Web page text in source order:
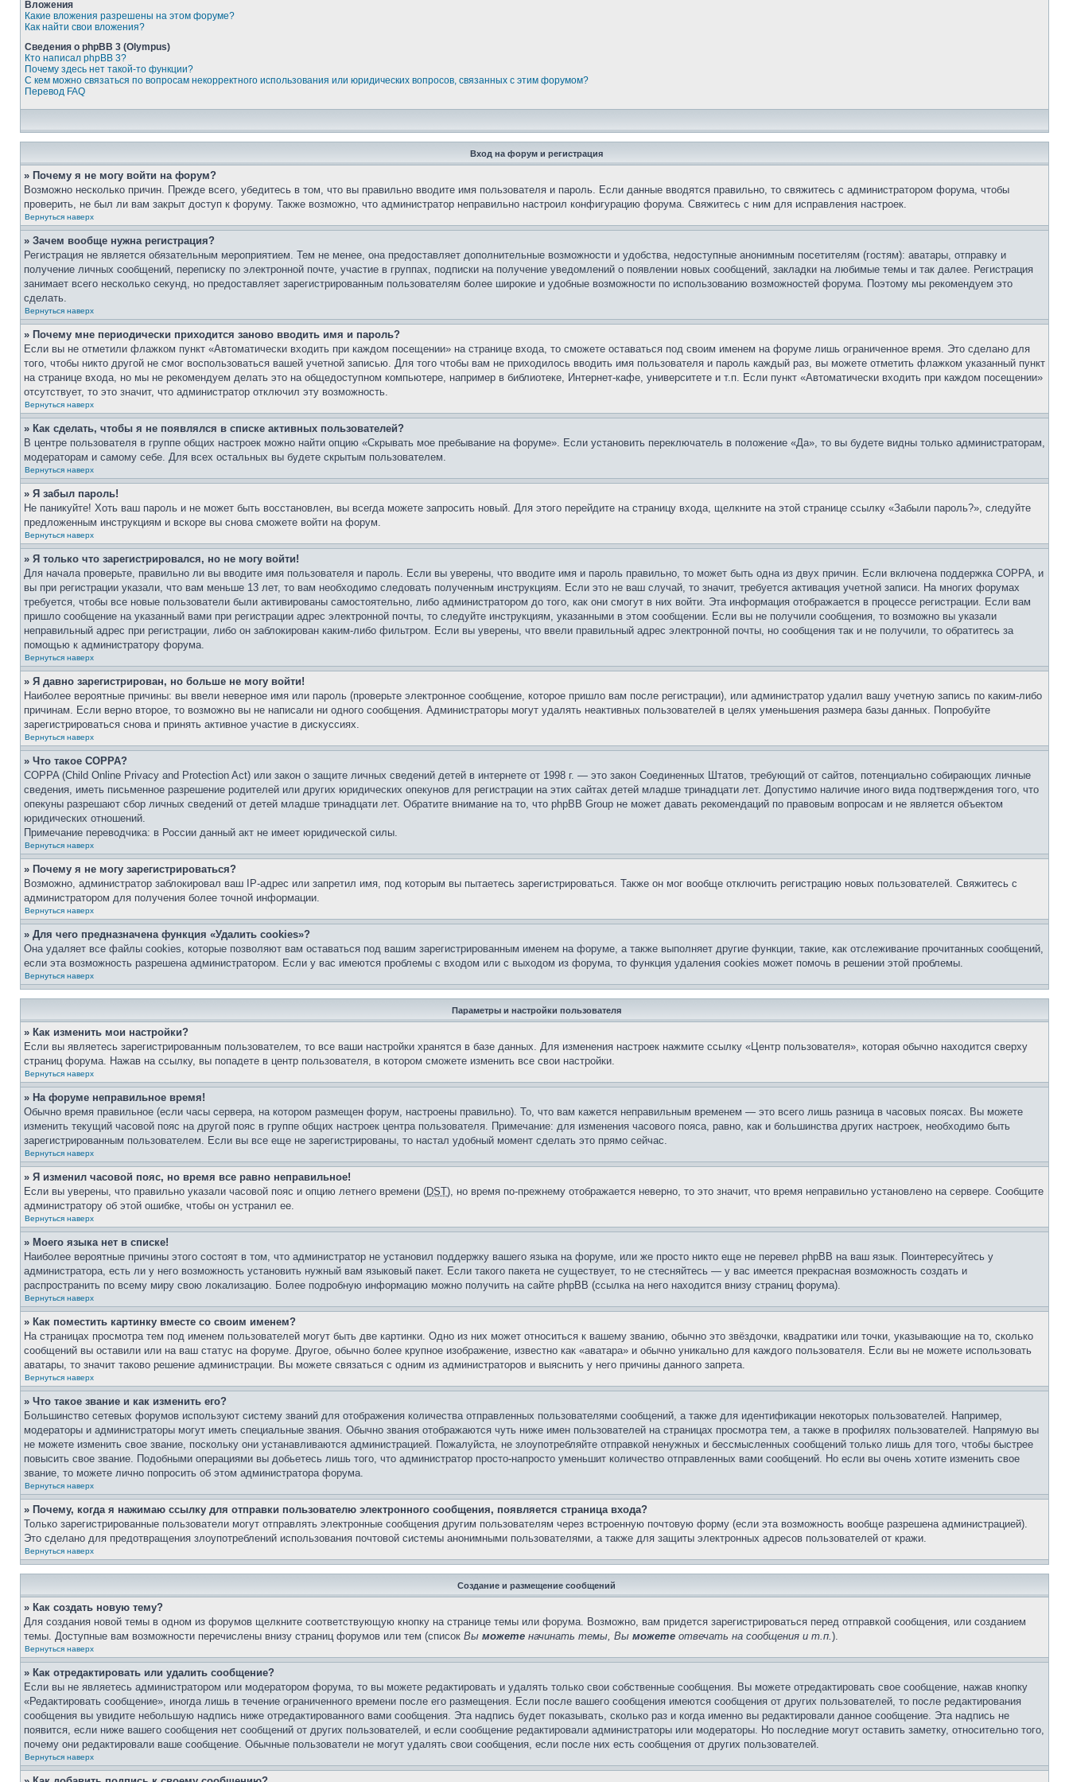
Вложения
Какие вложения разрешены на этом форуме?
Как найти свои вложения?
Сведения о phpBB 3 (Olympus)
Кто написал phpBB 3?
Почему здесь нет такой-то функции?
С кем можно связаться по вопросам некорректного использования или юридических вопросов, связанных с этим форумом?
Перевод FAQ
Вход на форум и регистрация
» Почему я не могу войти на форум?
Возможно несколько причин. Прежде всего, убедитесь в том, что вы правильно вводите имя пользователя и пароль. Если данные вводятся правильно, то свяжитесь с администратором форума, чтобы
проверить, не был ли вам закрыт доступ к форуму. Также возможно, что администратор неправильно настроил конфигурацию форума. Свяжитесь с ним для исправления настроек.
Вернуться наверх
» Зачем вообще нужна регистрация?
Регистрация не является обязательным мероприятием. Тем не менее, она предоставляет дополнительные возможности и удобства, недоступные анонимным посетителям (гостям): аватары, отправку и
получение личных сообщений, переписку по электронной почте, участие в группах, подписки на получение уведомлений о появлении новых сообщений, закладки на любимые темы и так далее. Регистрация
занимает всего несколько секунд, но предоставляет зарегистрированным пользователям более широкие и удобные возможности по использованию возможностей форума. Поэтому мы рекомендуем это
сделать.
Вернуться наверх
» Почему мне периодически приходится заново вводить имя и пароль?
Если вы не отметили флажком пункт «Автоматически входить при каждом посещении» на странице входа, то сможете оставаться под своим именем на форуме лишь ограниченное время. Это сделано для
того, чтобы никто другой не смог воспользоваться вашей учетной записью. Для того чтобы вам не приходилось вводить имя пользователя и пароль каждый раз, вы можете отметить флажком указанный пункт
на странице входа, но мы не рекомендуем делать это на общедоступном компьютере, например в библиотеке, Интернет-кафе, университете и т.п. Если пункт «Автоматически входить при каждом посещении»
отсутствует, то это значит, что администратор отключил эту возможность.
Вернуться наверх
» Как сделать, чтобы я не появлялся в списке активных пользователей?
В центре пользователя в группе общих настроек можно найти опцию «Скрывать мое пребывание на форуме». Если установить переключатель в положение «Да», то вы будете видны только администраторам,
модераторам и самому себе. Для всех остальных вы будете скрытым пользователем.
Вернуться наверх
» Я забыл пароль!
Не паникуйте! Хоть ваш пароль и не может быть восстановлен, вы всегда можете запросить новый. Для этого перейдите на страницу входа, щелкните на этой странице ссылку «Забыли пароль?», следуйте
предложенным инструкциям и вскоре вы снова сможете войти на форум.
Вернуться наверх
» Я только что зарегистрировался, но не могу войти!
Для начала проверьте, правильно ли вы вводите имя пользователя и пароль. Если вы уверены, что вводите имя и пароль правильно, то может быть одна из двух причин. Если включена поддержка COPPA, и
вы при регистрации указали, что вам меньше 13 лет, то вам необходимо следовать полученным инструкциям. Если это не ваш случай, то значит, требуется активация учетной записи. На многих форумах
требуется, чтобы все новые пользователи были активированы самостоятельно, либо администратором до того, как они смогут в них войти. Эта информация отображается в процессе регистрации. Если вам
пришло сообщение на указанный вами при регистрации адрес электронной почты, то следуйте инструкциям, указанными в этом сообщении. Если вы не получили сообщения, то возможно вы указали
неправильный адрес при регистрации, либо он заблокирован каким-либо фильтром. Если вы уверены, что ввели правильный адрес электронной почты, но сообщения так и не получили, то обратитесь за
помощью к администратору форума.
Вернуться наверх
» Я давно зарегистрирован, но больше не могу войти!
Наиболее вероятные причины: вы ввели неверное имя или пароль (проверьте электронное сообщение, которое пришло вам после регистрации), или администратор удалил вашу учетную запись по каким-либо
причинам. Если верно второе, то возможно вы не написали ни одного сообщения. Администраторы могут удалять неактивных пользователей в целях уменьшения размера базы данных. Попробуйте
зарегистрироваться снова и принять активное участие в дискуссиях.
Вернуться наверх
» Что такое COPPA?
COPPA (Child Online Privacy and Protection Act) или закон о защите личных сведений детей в интернете от 1998 г. — это закон Соединенных Штатов, требующий от сайтов, потенциально собирающих личные
сведения, иметь письменное разрешение родителей или других юридических опекунов для регистрации на этих сайтах детей младше тринадцати лет. Допустимо наличие иного вида подтверждения того, что
опекуны разрешают сбор личных сведений от детей младше тринадцати лет. Обратите внимание на то, что phpBB Group не может давать рекомендаций по правовым вопросам и не является объектом
юридических отношений.
Примечание переводчика: в России данный акт не имеет юридической силы.
Вернуться наверх
» Почему я не могу зарегистрироваться?
Возможно, администратор заблокировал ваш IP-адрес или запретил имя, под которым вы пытаетесь зарегистрироваться. Также он мог вообще отключить регистрацию новых пользователей. Свяжитесь с
администратором для получения более точной информации.
Вернуться наверх
» Для чего предназначена функция «Удалить cookies»?
Она удаляет все файлы cookies, которые позволяют вам оставаться под вашим зарегистрированным именем на форуме, а также выполняет другие функции, такие, как отслеживание прочитанных сообщений,
если эта возможность разрешена администратором. Если у вас имеются проблемы с входом или с выходом из форума, то функция удаления cookies может помочь в решении этой проблемы.
Вернуться наверх
Параметры и настройки пользователя
» Как изменить мои настройки?
Если вы являетесь зарегистрированным пользователем, то все ваши настройки хранятся в базе данных. Для изменения настроек нажмите ссылку «Центр пользователя», которая обычно находится сверху
страниц форума. Нажав на ссылку, вы попадете в центр пользователя, в котором сможете изменить все свои настройки.
Вернуться наверх
» На форуме неправильное время!
Обычно время правильное (если часы сервера, на котором размещен форум, настроены правильно). То, что вам кажется неправильным временем — это всего лишь разница в часовых поясах. Вы можете
изменить текущий часовой пояс на другой пояс в группе общих настроек центра пользователя. Примечание: для изменения часового пояса, равно, как и большинства других настроек, необходимо быть
зарегистрированным пользователем. Если вы все еще не зарегистрированы, то настал удобный момент сделать это прямо сейчас.
Вернуться наверх
» Я изменил часовой пояс, но время все равно неправильное!
Если вы уверены, что правильно указали часовой пояс и опцию летнего времени (DST), но время по-прежнему отображается неверно, то это значит, что время неправильно установлено на сервере. Сообщите
администратору об этой ошибке, чтобы он устранил ее.
Вернуться наверх
» Моего языка нет в списке!
Наиболее вероятные причины этого состоят в том, что администратор не установил поддержку вашего языка на форуме, или же просто никто еще не перевел phpBB на ваш язык. Поинтересуйтесь у
администратора, есть ли у него возможность установить нужный вам языковый пакет. Если такого пакета не существует, то не стесняйтесь — у вас имеется прекрасная возможность создать и
распространить по всему миру свою локализацию. Более подробную информацию можно получить на сайте phpBB (ссылка на него находится внизу страниц форума).
Вернуться наверх
» Как поместить картинку вместе со своим именем?
На страницах просмотра тем под именем пользователей могут быть две картинки. Одно из них может относиться к вашему званию, обычно это звёздочки, квадратики или точки, указывающие на то, сколько
сообщений вы оставили или на ваш статус на форуме. Другое, обычно более крупное изображение, известно как «аватара» и обычно уникально для каждого пользователя. Если вы не можете использовать
аватары, то значит таково решение администрации. Вы можете связаться с одним из администраторов и выяснить у него причины данного запрета.
Вернуться наверх
» Что такое звание и как изменить его?
Большинство сетевых форумов используют систему званий для отображения количества отправленных пользователями сообщений, а также для идентификации некоторых пользователей. Например,
модераторы и администраторы могут иметь специальные звания. Обычно звания отображаются чуть ниже имен пользователей на страницах просмотра тем, а также в профилях пользователей. Напрямую вы
не можете изменить свое звание, поскольку они устанавливаются администрацией. Пожалуйста, не злоупотребляйте отправкой ненужных и бессмысленных сообщений только лишь для того, чтобы быстрее
повысить свое звание. Подобными операциями вы добьетесь лишь того, что администратор просто-напросто уменьшит количество отправленных вами сообщений. Но если вы очень хотите изменить свое
звание, то можете лично попросить об этом администратора форума.
Вернуться наверх
» Почему, когда я нажимаю ссылку для отправки пользователю электронного сообщения, появляется страница входа?
Только зарегистрированные пользователи могут отправлять электронные сообщения другим пользователям через встроенную почтовую форму (если эта возможность вообще разрешена администрацией).
Это сделано для предотвращения злоупотреблений использования почтовой системы анонимными пользователями, а также для защиты электронных адресов пользователей от кражи.
Вернуться наверх
Создание и размещение сообщений
» Как создать новую тему?
Для создания новой темы в одном из форумов щелкните соответствующую кнопку на странице темы или форума. Возможно, вам придется зарегистрироваться перед отправкой сообщения, или созданием
темы. Доступные вам возможности перечислены внизу страниц форумов или тем (список Вы можете начинать темы, Вы можете отвечать на сообщения и т.п.).
Вернуться наверх
» Как отредактировать или удалить сообщение?
Если вы не являетесь администратором или модератором форума, то вы можете редактировать и удалять только свои собственные сообщения. Вы можете отредактировать свое сообщение, нажав кнопку
«Редактировать сообщение», иногда лишь в течение ограниченного времени после его размещения. Если после вашего сообщения имеются сообщения от других пользователей, то после редактирования
сообщения вы увидите небольшую надпись ниже отредактированного вами сообщения. Эта надпись будет показывать, сколько раз и когда именно вы редактировали данное сообщение. Эта надпись не
появится, если ниже вашего сообщения нет сообщений от других пользователей, и если сообщение редактировали администраторы или модераторы. Но последние могут оставить заметку, относительно того,
почему они редактировали ваше сообщение. Обычные пользователи не могут удалять свои сообщения, если после них есть сообщения от других пользователей.
Вернуться наверх